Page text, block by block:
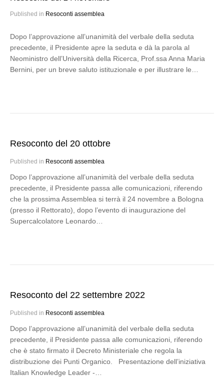
Published in Resoconti assemblea
Dopo l’approvazione all’unanimità del verbale della seduta
precedente, il Presidente apre la seduta e dà la parola al
Neoministro dell’Università della Ricerca, Prof.ssa Anna Maria
Bernini, per un breve saluto istituzionale e per illustrare le…
Resoconto del 20 ottobre
Published in Resoconti assemblea
Dopo l’approvazione all’unanimità del verbale della seduta
precedente, il Presidente passa alle comunicazioni, riferendo
che la prossima Assemblea si terrà il 24 novembre a Bologna
(presso il Rettorato), dopo l’evento di inaugurazione del
Supercalcolatore Leonardo…
Resoconto del 22 settembre 2022
Published in Resoconti assemblea
Dopo l’approvazione all’unanimità del verbale della seduta
precedente, il Presidente passa alle comunicazioni, riferendo
che è stato firmato il Decreto Ministeriale che regola la
distribuzione dei Punti Organico. Presentazione dell’iniziativa
Italian Knowledge Leader -…